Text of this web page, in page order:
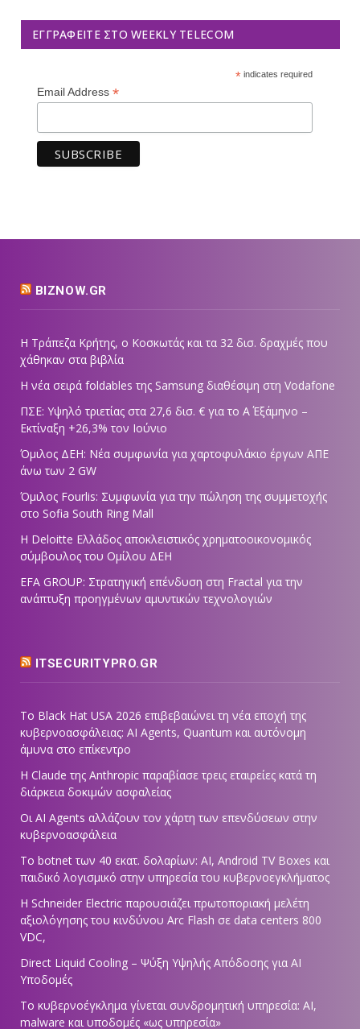
ΕΓΓΡΑΦΕΊΤΕ ΣΤΟ WEEKLY TELECOM
*indicates required
Email Address *
BIZNOW.GR
Η Τράπεζα Κρήτης, ο Κοσκωτάς και τα 32 δισ. δραχμές που
χάθηκαν στα βιβλία
Η νέα σειρά foldables της Samsung διαθέσιμη στη Vodafone
ΠΣΕ: Υψηλό τριετίας στα 27,6 δισ. € για το Α΄ Εξάμηνο –
Εκτίναξη +26,3% τον Ιούνιο
Όμιλος ΔΕΗ: Νέα συμφωνία για χαρτοφυλάκιο έργων ΑΠΕ
άνω των 2 GW
Όμιλος Fourlis: Συμφωνία για την πώληση της συμμετοχής
στο Sofia South Ring Mall
Η Deloitte Ελλάδος αποκλειστικός χρηματοοικονομικός
σύμβουλος του Ομίλου ΔΕΗ
EFA GROUP: Στρατηγική επένδυση στη Fractal για την
ανάπτυξη προηγμένων αμυντικών τεχνολογιών
ITSECURITYPRO.GR
Το Black Hat USA 2026 επιβεβαιώνει τη νέα εποχή της
κυβερνοασφάλειας: AI Agents, Quantum και αυτόνομη
άμυνα στο επίκεντρο
Η Claude της Anthropic παραβίασε τρεις εταιρείες κατά τη
διάρκεια δοκιμών ασφαλείας
Οι AI Agents αλλάζουν τον χάρτη των επενδύσεων στην
κυβερνοασφάλεια
Το botnet των 40 εκατ. δολαρίων: AI, Android TV Boxes και
παιδικό λογισμικό στην υπηρεσία του κυβερνοεγκλήματος
Η Schneider Electric παρουσιάζει πρωτοποριακή μελέτη
αξιολόγησης του κινδύνου Arc Flash σε data centers 800
VDC,
Direct Liquid Cooling – Ψύξη Υψηλής Απόδοσης για AI
Υποδομές
Το κυβερνοέγκλημα γίνεται συνδρομητική υπηρεσία: AI,
malware και υποδομές «ως υπηρεσία»